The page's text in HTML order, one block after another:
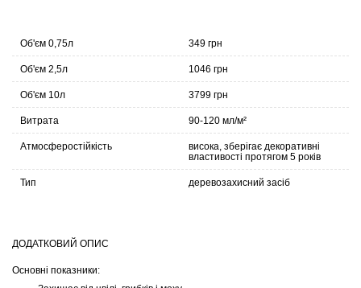
Об'єм 0,75л 349 грн
Об'єм 2,5л 1046 грн
Об'єм 10л 3799 грн
Витрата 90-120 мл/м²
Атмосферостійкість
висока, зберігає декоративні
властивості протягом 5 років
Тип деревозахисний засіб
ДОДАТКОВИЙ ОПИС
Основні показники: